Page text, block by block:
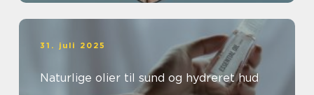
31. juli 2025
Naturlige olier til sund og hydreret hud